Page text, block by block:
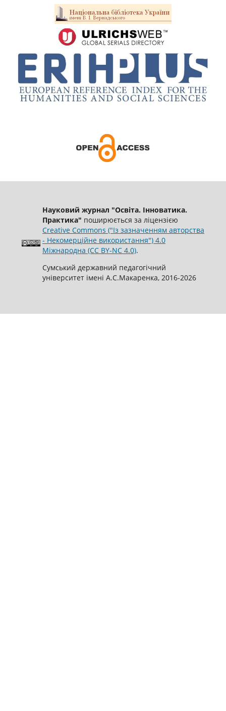
Науковий журнал "Освіта. Інноватика.
Практика" поширюється за ліцензією
Creative Commons ("Із зазначенням авторства
- Некомерційне використання") 4.0
Міжнародна (CC BY-NC 4.0).
Сумський державний педагогічний
університет імені А.С.Макаренка, 2016-2026